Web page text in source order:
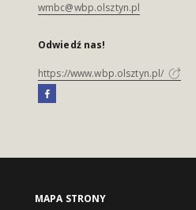
wmbc@wbp.olsztyn.pl
Odwiedź nas!
https://www.wbp.olsztyn.pl/
MAPA STRONY